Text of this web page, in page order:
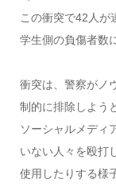
この衝突で42人が
学生側の負傷者数
衝突は、警察がノ
制的に排除しよう
ソーシャルメディ
いない人々を殴打
使用したりする様